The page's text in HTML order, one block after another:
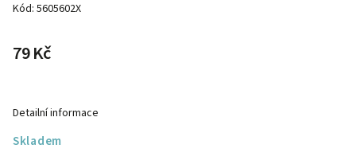
Kód: 5605602X
79 Kč
Skladem
Detailní informace